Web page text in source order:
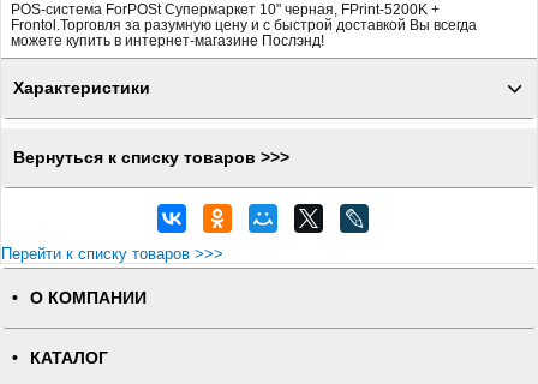
POS-система ForPOSt Супермаркет 10" черная, FPrint-5200K +
Frontol.Торговля за разумную цену и с быстрой доставкой Вы всегда
можете купить в интернет-магазине Послэнд!
Характеристики
Вернуться к списку товаров >>>
Перейти к списку товаров >>>
О КОМПАНИИ
КАТАЛОГ